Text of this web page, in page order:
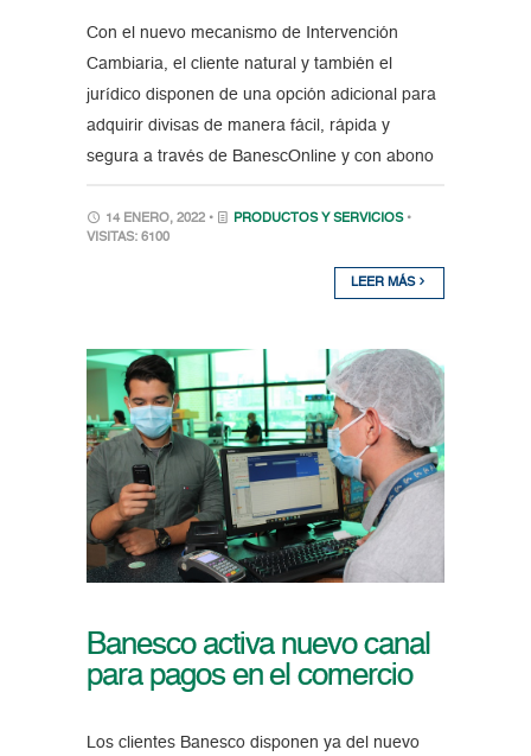
Con el nuevo mecanismo de Intervención
Cambiaria, el cliente natural y también el
jurídico disponen de una opción adicional para
adquirir divisas de manera fácil, rápida y
segura a través de BanescOnline y con abono
14 ENERO, 2022 • PRODUCTOS Y SERVICIOS •
VISITAS: 6100
LEER MÁS
Banesco activa nuevo canal
para pagos en el comercio
Los clientes Banesco disponen ya del nuevo